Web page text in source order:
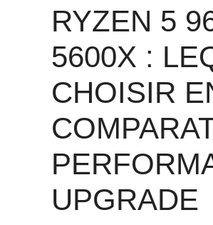
RYZEN 5
5600X :
CHOISIR
UPGRADE